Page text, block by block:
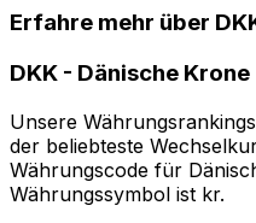
Erfahre mehr über
DKK - Dänische Krone
Unsere
der beliebteste
Währungscode für
Währungssymbol ist kr.